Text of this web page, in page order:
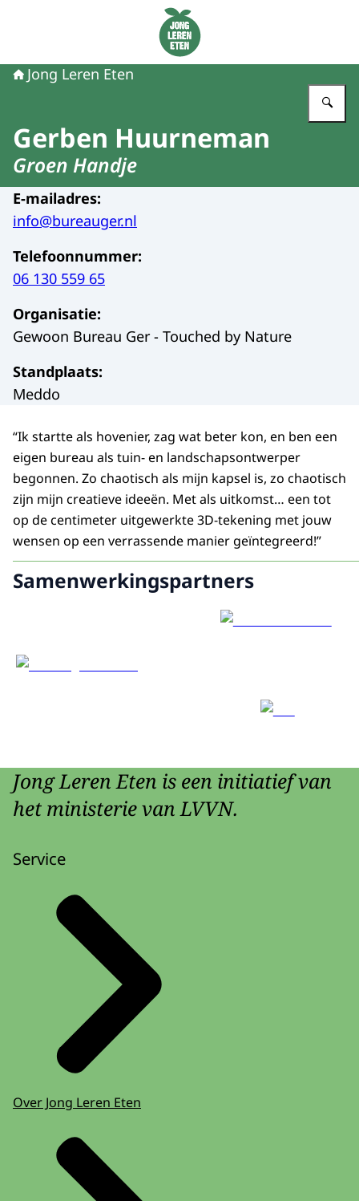
Naar de homepage van Jong Leren Eten
Jong Leren Eten
Gerben Huurneman
Groen Handje
E-mailadres:
info@bureauger.nl
Telefoonnummer:
06 130 559 65
Organisatie:
Gewoon Bureau Ger - Touched by Nature
Standplaats:
Meddo
“Ik startte als hovenier, zag wat beter kon, en ben een
eigen bureau als tuin- en landschapsontwerper
begonnen. Zo chaotisch als mijn kapsel is, zo chaotisch
zijn mijn creatieve ideeën. Met als uitkomst… een tot
op de centimeter uitgewerkte 3D-tekening met jouw
wensen op een verrassende manier geïntegreerd!”
Samenwerkingspartners
Jong Leren Eten is een initiatief van
het ministerie van LVVN.
Service
Over Jong Leren Eten